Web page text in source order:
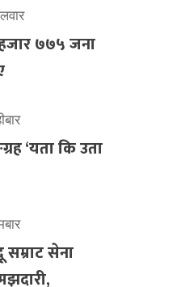
७७५ जना
‘यता कि उता
सम्राट सेना